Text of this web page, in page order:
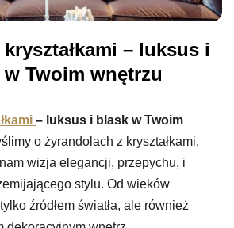
– luksus i
Twoim wnętrzu
– luksus i blask w Twoim
o żyrandolach z kryształkami,
wizja elegancji, przepychu, i
stylu. Od wieków
źródłem światła, ale również